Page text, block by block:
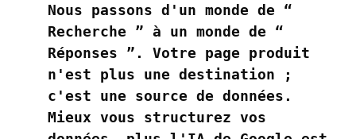
Nous passons d'un monde de “
Recherche ” à un monde de “
Réponses ”. Votre page produit
n'est plus une destination ;
c'est une source de données.
Mieux vous structurez vos